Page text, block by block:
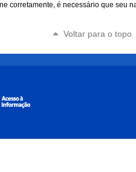
corretamente, é necessário que seu
Voltar para o topo